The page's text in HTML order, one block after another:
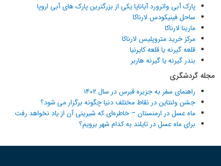
پارک آبی واترورد آیاناپا یکی از بزرگترین پارک های آبی اروپا
ساحل فینیکودس لارناکا
مارینا لارناکا
مرکز خرید متروپلیس لارناکا
قلعه گیرنه یا قلعه کایرنیا
بندر گیرنه یا گیرنه هاربر
مجله گردشگری
راهنمای سفر به جزیره قبرس در سال ۱۴۰۲
جشن ولنتاین در نقاط مختلف دنیا چگونه برگزار می شود؟
ماه عسل در ارمنستان – خاطره‌ای که شیرینی آن از یاد نخواهد رفت
برای ماه عسل در تایلند به کدام شهر برویم؟